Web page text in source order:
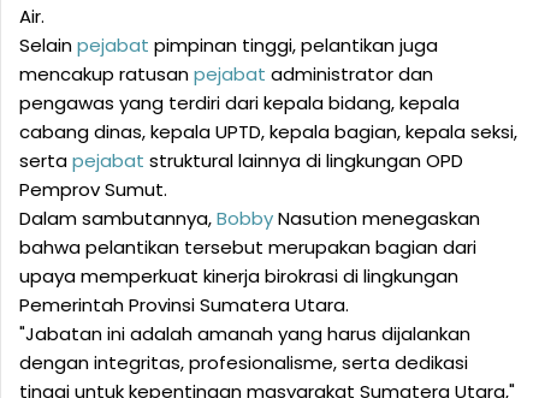
Air.
Selainpejabat pimpinan tinggi, pelantikan juga
mencakup ratusanpejabat administrator dan
pengawas yang terdiri dari kepala bidang, kepala
cabang dinas, kepala UPTD, kepala bagian, kepala seksi,
sertapejabat struktural lainnya di lingkungan OPD
Pemprov Sumut.
Dalam sambutannya,BobbyNasution menegaskan
bahwa pelantikan tersebut merupakan bagian dari
upaya memperkuat kinerja birokrasi di lingkungan
Pemerintah Provinsi Sumatera Utara.
"Jabatan ini adalah amanah yang harus dijalankan
dengan integritas, profesionalisme, serta dedikasi
tinggi untuk kepentingan masyarakat Sumatera Utara,"